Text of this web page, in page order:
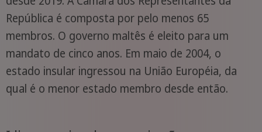
República é composta por pelo menos 65
membros. O governo maltês é eleito para um
mandato de cinco anos. Em maio de 2004, o
estado insular ingressou na União Européia, da
qual é o menor estado membro desde então.